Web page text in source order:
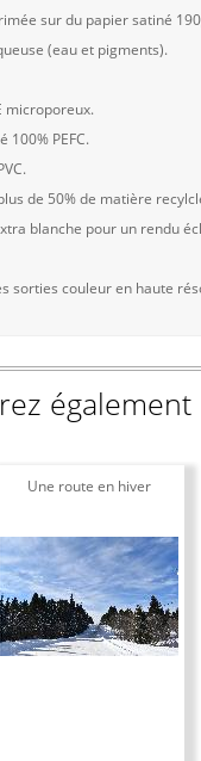
sur du papier satiné
(eau et pigments).
microporeux.
100% PEFC.
de 50% de matière
blanche pour un rendu
sorties couleur en haute
également
Une route en hiver